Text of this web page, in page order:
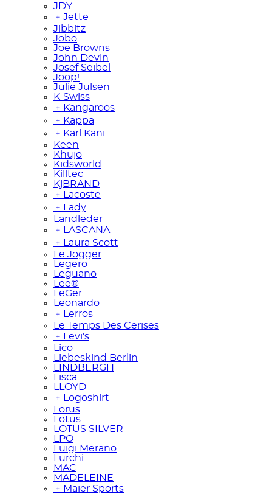
JDY
﹢ Jette
Jibbitz
Jobo
Joe Browns
John Devin
Josef Seibel
Joop!
Julie Julsen
K-Swiss
﹢ Kangaroos
﹢ Kappa
﹢ Karl Kani
Keen
Khujo
Kidsworld
Killtec
KjBRAND
﹢
Lacoste
﹢
Lady
Landleder
﹢
LASCANA
﹢
Laura Scott
Le Jogger
Legero
Leguano
Lee®
LeGer
Leonardo
﹢
Lerros
Le Temps Des Cerises
﹢
Levi's
Lico
Liebeskind Berlin
LINDBERGH
Lisca
LLOYD
﹢
Logoshirt
Lorus
Lotus
LOTUS SILVER
LPO
Luigi Merano
Lurchi
MAC
MADELEINE
﹢ Maier Sports